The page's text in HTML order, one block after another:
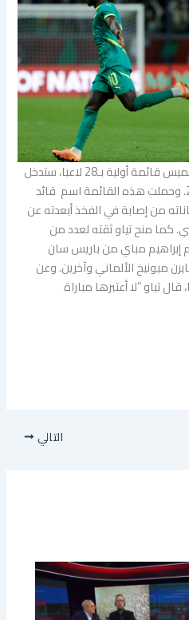
أعلن المدرب السنغالي باب تياو الخميس قائمة أولية بـ28 لاعبا، ستدخل
غمار الاستعدادات لمونديال 2026. وحملت هذه القائمة اسم قائد
من إصابة في الفخذ أبعدته عن
الماضي. كما منح تياو ثقته لعدد من
إبراهيم مباي من باريس سان
ميونيخ الألماني وآخرين. وعن
تياو “لا أعتبرها مباراة
التالي